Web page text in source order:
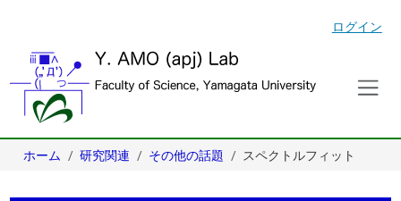
ログイン
ホーム 研究関連 その他の話題 スペクトルフィット